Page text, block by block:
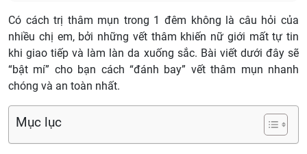
Có cách trị thâm mụn trong 1 đêm không là câu hỏi của
nhiều chị em, bởi những vết thâm khiến nữ giới mất tự tin
khi giao tiếp và làm làn da xuống sắc. Bài viết dưới đây sẽ
“bật mí” cho bạn cách “đánh bay” vết thâm mụn nhanh
chóng và an toàn nhất.
Mục lục